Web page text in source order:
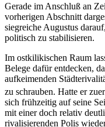
Gerade im Anschluß an
vorherigen Abschnitt
siegreiche Augustus
politisch zu stabilisieren.
Im ostkilikischen Raum
Belege dafür entdecken,
aufkeimenden
zu schrauben. Hatte er
sich frühzeitig auf seine
mit einer doch relativ
rivalisierenden Polis